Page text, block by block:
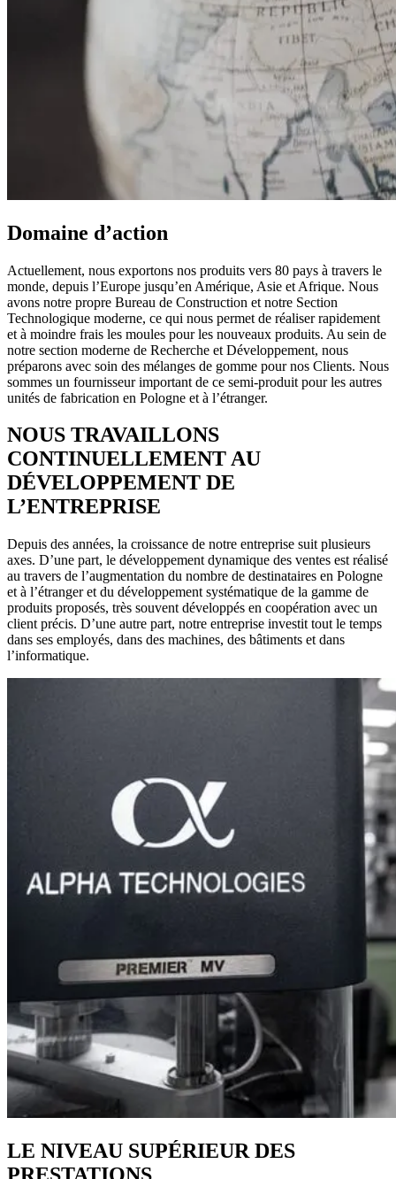
Domaine d’action
Actuellement, nous exportons nos produits vers 80 pays à travers le
monde, depuis l’Europe jusqu’en Amérique, Asie et Afrique. Nous
avons notre propre Bureau de Construction et notre Section
Technologique moderne, ce qui nous permet de réaliser rapidement
et à moindre frais les moules pour les nouveaux produits. Au sein de
notre section moderne de Recherche et Développement, nous
préparons avec soin des mélanges de gomme pour nos Clients. Nous
sommes un fournisseur important de ce semi-produit pour les autres
unités de fabrication en Pologne et à l’étranger.
NOUS TRAVAILLONS
CONTINUELLEMENT AU
DÉVELOPPEMENT DE
L’ENTREPRISE
Depuis des années, la croissance de notre entreprise suit plusieurs
axes. D’une part, le développement dynamique des ventes est réalisé
au travers de l’augmentation du nombre de destinataires en Pologne
et à l’étranger et du développement systématique de la gamme de
produits proposés, très souvent développés en coopération avec un
client précis. D’une autre part, notre entreprise investit tout le temps
dans ses employés, dans des machines, des bâtiments et dans
l’informatique.
LE NIVEAU SUPÉRIEUR DES